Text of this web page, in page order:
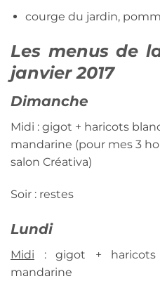
courge du jardin,
Les menus de
janvier 2017
Dimanche
Midi : gigot + haricots
mandarine (pour mes 3
salon Créativa)
Soir : restes
Lundi
Midi : gigot +
mandarine